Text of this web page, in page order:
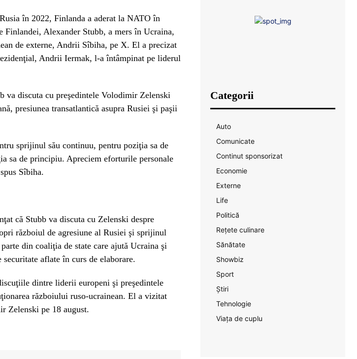
în 2022, Finlanda a aderat la NATO în
Finlandei, Alexander Stubb, a mers în Ucraina,
de externe, Andrii Sîbiha, pe X. El a precizat
Andrii Iermak, l-a întâmpinat pe liderul
va discuta cu preşedintele Volodimir Zelenski
presiunea transatlantică asupra Rusiei şi paşii
sprijinul său continuu, pentru poziţia sa de
sa de principiu. Apreciem eforturile personale
Sîbiha.
că Stubb va discuta cu Zelenski despre
războiul de agresiune al Rusiei şi sprijinul
din coaliţia de state care ajută Ucraina şi
aflate în curs de elaborare.
dintre liderii europeni şi preşedintele
războiului ruso-ucrainean. El a vizitat
Zelenski pe 18 august.
Categorii
Auto
Comunicate
Continut sponsorizat
Economie
Externe
Life
Politică
Rețete culinare
Sănătate
Showbiz
Sport
Știri
Tehnologie
Viața de cuplu